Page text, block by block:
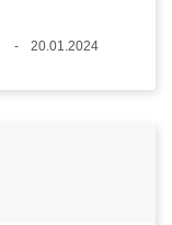
20.01.2024